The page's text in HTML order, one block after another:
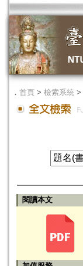
． 首頁 > 檢索系統 >
閱讀本文